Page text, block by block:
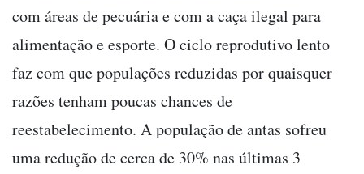
com áreas de pecuária e com a caça ilegal para
alimentação e esporte. O ciclo reprodutivo lento
faz com que populações reduzidas por quaisquer
razões tenham poucas chances de
reestabelecimento. A população de antas sofreu
uma redução de cerca de 30% nas últimas 3